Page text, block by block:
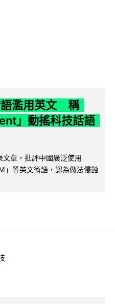
語濫用英文 稱
」動搖科技話語
章，批評中國廣泛使用
」等英文術語，認為做法侵蝕